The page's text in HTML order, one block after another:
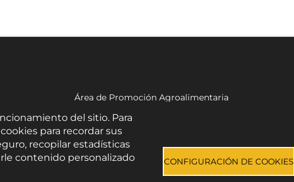
Área de Promoción Agroalimentaria
C/ Navarro Rodrigo, 17.
CP 04001. Almería.
Aviso legal-Política de privacidad-Accesibilidad
del sitio. Para
para recordar sus
recopilar estadísticas
contenido personalizado
CONFIGURACIÓN DE COOKIES